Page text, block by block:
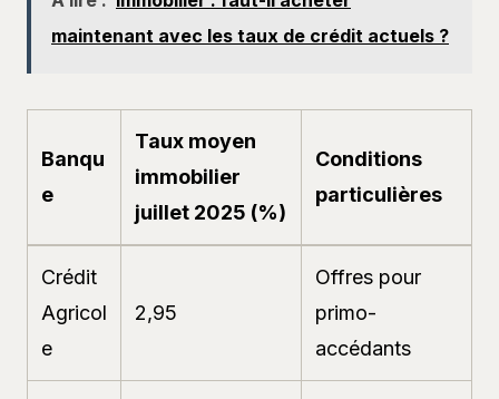
maintenant avec les taux de crédit actuels ?
Banqu
e
Taux moyen
immobilier
juillet 2025 (%)
Conditions
particulières
Crédit
Agricol
e
2,95
Offres pour
primo-
accédants